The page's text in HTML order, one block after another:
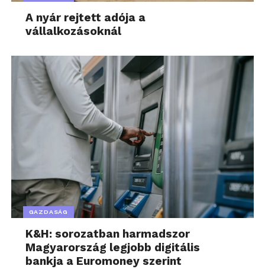
A nyár rejtett adója a
vállalkozásoknál
GAZDASÁG
K&H: sorozatban harmadszor
Magyarország legjobb digitális
bankja a Euromoney szerint